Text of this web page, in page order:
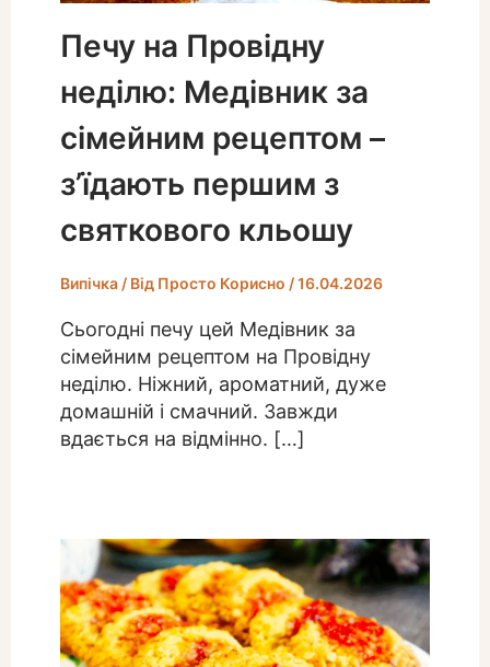
Печу на Провідну
неділю: Медівник за
сімейним рецептом –
з’їдають першим з
святкового кльошу
Випічка/ Від Просто Корисно /16.04.2026
Сьогодні печу цей Медівник за
сімейним рецептом на Провідну
неділю. Ніжний, ароматний, дуже
домашній і смачний. Завжди
вдається на відмінно. […]